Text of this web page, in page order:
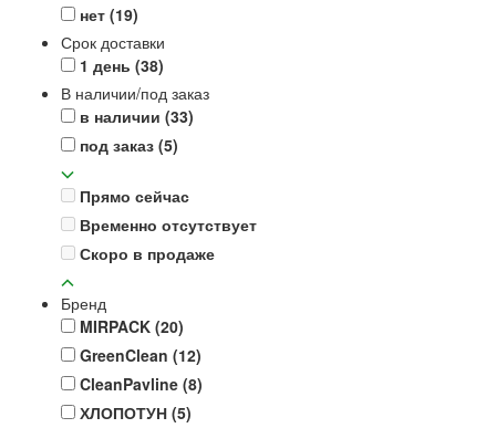
нет (19)
Срок доставки
1 день (38)
В наличии/под заказ
в наличии (33)
под заказ (5)
Прямо сейчас
Временно отсутствует
Скоро в продаже
Бренд
MIRPACK (20)
GreenClean (12)
CleanPavline (8)
ХЛОПОТУН (5)